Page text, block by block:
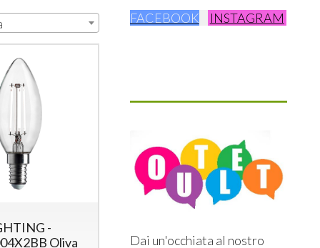
-
Oliva
FACEBOOK INSTAGRAM
Dai un'occhiata al nostro